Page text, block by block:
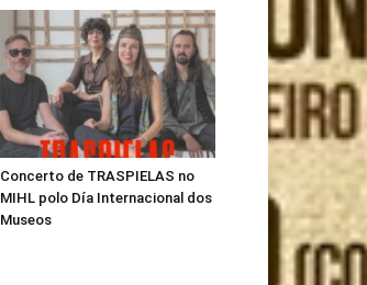
Concerto de TRASPIELAS no
MIHL polo Día Internacional dos
Museos